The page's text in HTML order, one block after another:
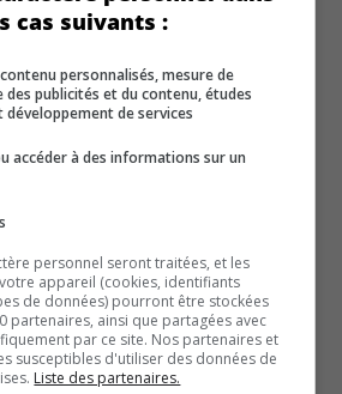
cas suivants :
personnalisés, mesure de
publicités et du contenu, études
développement de services
accéder à des informations sur un
personnel seront traitées, et les
appareil (cookies, identifiants
de données) pourront être stockées
partenaires, ainsi que partagées avec
par ce site. Nos partenaires et
susceptibles d'utiliser des données de
Liste des partenaires.